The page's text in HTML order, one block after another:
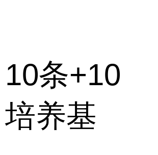
10条+10
培养基